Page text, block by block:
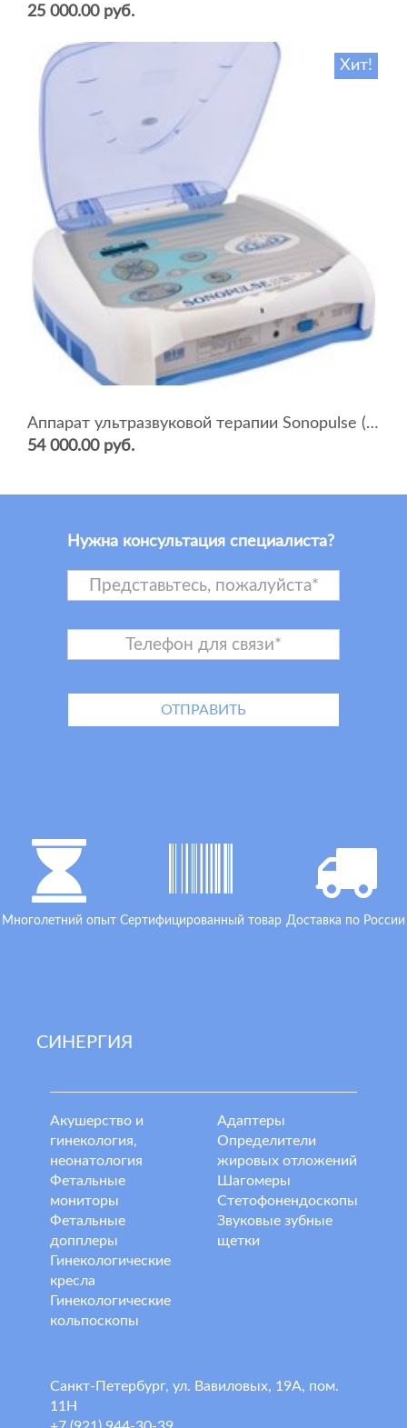
25 000.00 руб.
Хит!
Аппарат ультразвуковой терапии Sonopulse (мультичастотный 1 и 3 Мгц)
54 000.00 руб.
Нужна консультация специалиста?
Многолетний опыт Сертифицированный товар Доставка по России
СИНЕРГИЯ
Акушерство и
гинекология,
неонатология
Фетальные
мониторы
Фетальные
допплеры
Гинекологические
кресла
Гинекологические
кольпоскопы
Адаптеры
Определители
жировых отложений
Шагомеры
Стетофонендоскопы
Звуковые зубные
щетки
Санкт-Петербург, ул. Вавиловых, 19А, пом.
11Н